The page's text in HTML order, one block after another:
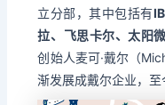
立分部，其中包括有
拉、飞思卡尔、太阳
创始人麦可·戴尔（
渐发展成戴尔企业，至